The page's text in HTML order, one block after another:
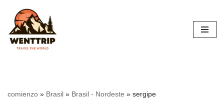
Saltar
al
contenido
comienzo » Brasil » Brasil - Nordeste » sergipe